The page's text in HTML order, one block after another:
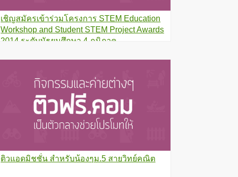
เชิญสมัครเข้าร่วมโครงการ STEM Education
Workshop and Student STEM Project Awards
2014 ระดับมัธยมศึกษา 4 ภูมิภาค
ติวแอดมิชชั่น สำหรับน้องๆม.5 สายวิทย์คณิต